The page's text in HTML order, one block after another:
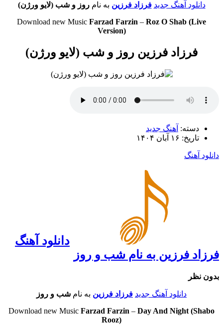
دانلود آهنگ جدید فرزاد فرزین به نامروز و شب (لایو ورژن)
Download new Music Farzad Farzin – Roz O Shab (Live
Version)
فرزاد فرزین روز و شب (لایو ورژن)
دسته: آهنگ جدید
تاریخ: ۱۶ آبان ۱۴۰۴
دانلود آهنگ
دانلود آهنگ
فرزاد فرزین به نام شب و روز
بدون نظر
دانلود آهنگ جدید فرزاد فرزین به نام شب و روز
Download new Music Farzad Farzin – Day And Night (Shabo
Rooz)